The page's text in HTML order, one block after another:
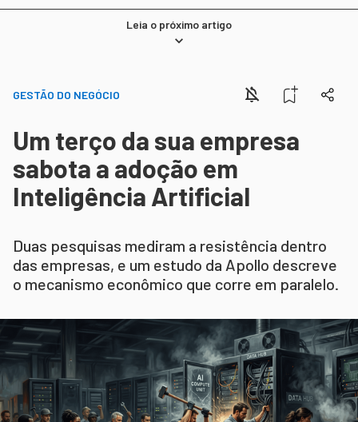
Leia o próximo artigo
GESTÃO DO NEGÓCIO
Um terço da sua empresa
sabota a adoção em
Inteligência Artificial
Duas pesquisas mediram a resistência dentro
das empresas, e um estudo da Apollo descreve
o mecanismo econômico que corre em paralelo.